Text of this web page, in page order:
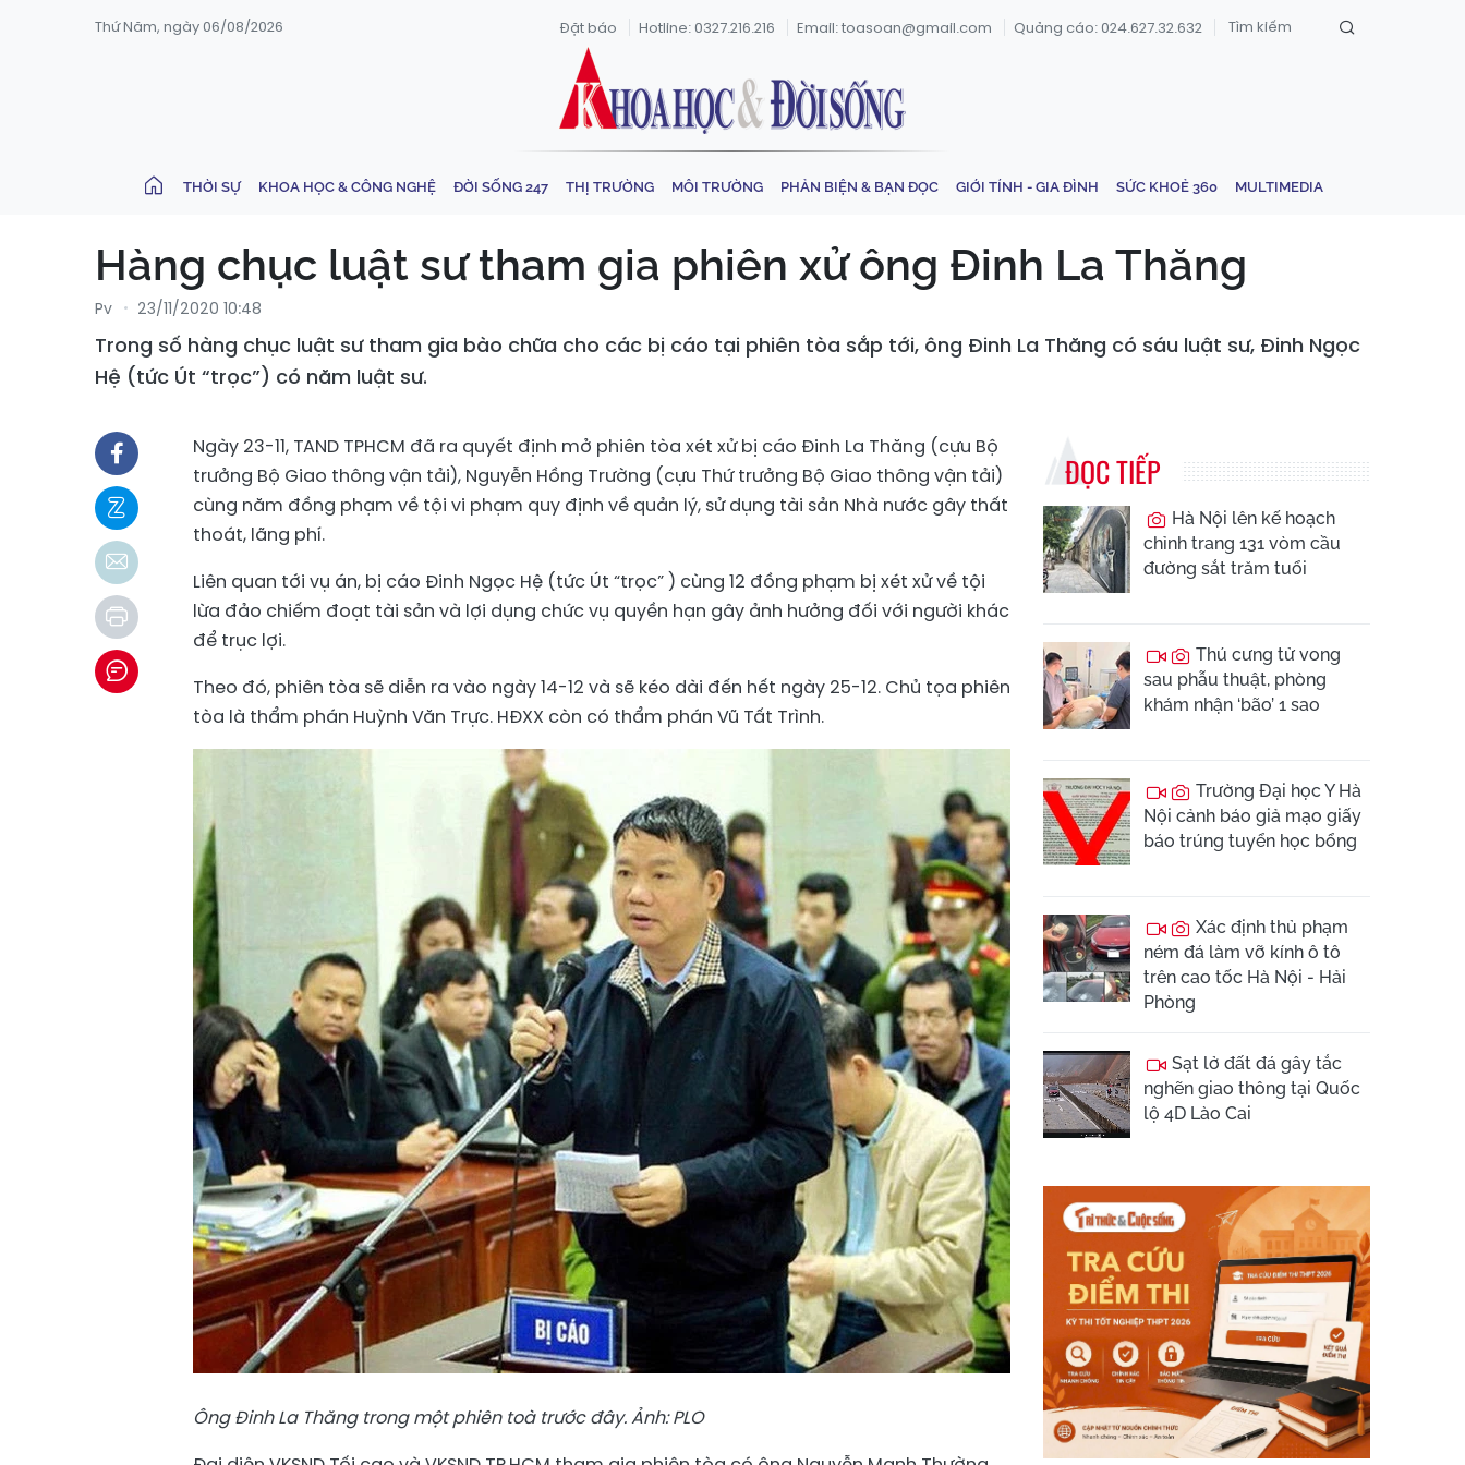
Thứ Năm, ngày 06/08/2026 Đặt báo Hotline: 0327.216.216 Email: toasoan@gmail.com Quảng cáo: 024.627.32.632
THỜI SỰ KHOA HỌC & CÔNG NGHỆ ĐỜI SỐNG 247 THỊ TRƯỜNG MÔI TRƯỜNG PHẢN BIỆN & BẠN ĐỌC GIỚI TÍNH - GIA ĐÌNH SỨC KHOẺ 360 MULTIMEDIA
Hàng chục luật sư tham gia phiên xử ông Đinh La Thăng
Pv 23/11/2020 10:48
Trong số hàng chục luật sư tham gia bào chữa cho các bị cáo tại phiên tòa sắp tới, ông Đinh La Thăng có sáu luật sư, Đinh Ngọc
Hệ (tức Út “trọc”) có năm luật sư.
Ngày 23-11, TAND TPHCM đã ra quyết định mở phiên tòa xét xử bị cáo Đinh La Thăng (cựu Bộ
trưởng Bộ Giao thông vận tải), Nguyễn Hồng Trường (cựu Thứ trưởng Bộ Giao thông vận tải)
cùng năm đồng phạm về tội vi phạm quy định về quản lý, sử dụng tài sản Nhà nước gây thất
thoát, lãng phí.
Liên quan tới vụ án, bị cáo Đinh Ngọc Hệ (tức Út “trọc” ) cùng 12 đồng phạm bị xét xử về tội
lừa đảo chiếm đoạt tài sản và lợi dụng chức vụ quyền hạn gây ảnh hưởng đối với người khác
để trục lợi.
Theo đó, phiên tòa sẽ diễn ra vào ngày 14-12 và sẽ kéo dài đến hết ngày 25-12. Chủ tọa phiên
tòa là thẩm phán Huỳnh Văn Trực. HĐXX còn có thẩm phán Vũ Tất Trình.
Ông Đinh La Thăng trong một phiên toà trước đây. Ảnh: PLO
ĐỌC TIẾP
Hà Nội lên kế hoạch
chỉnh trang 131 vòm cầu
đường sắt trăm tuổi
Thú cưng tử vong
sau phẫu thuật, phòng
khám nhận ‘bão’ 1 sao
Trường Đại học Y Hà
Nội cảnh báo giả mạo giấy
báo trúng tuyển học bổng
Xác định thủ phạm
ném đá làm vỡ kính ô tô
trên cao tốc Hà Nội - Hải
Phòng
Sạt lở đất đá gây tắc
nghẽn giao thông tại Quốc
lộ 4D Lào Cai